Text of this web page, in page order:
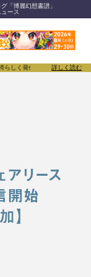
「博麗幻想書譜」
ース
ることで、東方Projectのみ
詳しく読む
リース
開始
】